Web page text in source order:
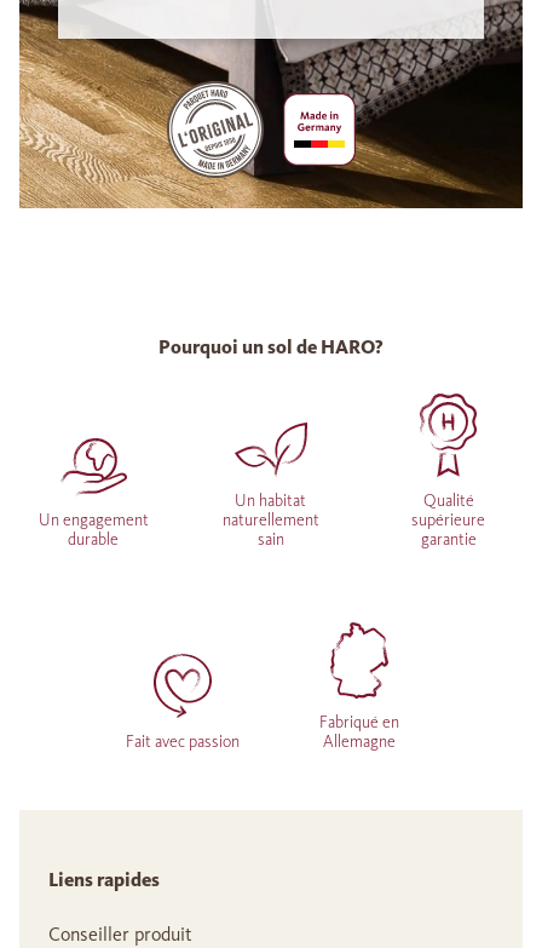
Pourquoi un sol de HARO?
Un engagement
durable
Un habitat
naturellement
sain
Qualité
supérieure
garantie
Fait avec passion
Fabriqué en
Allemagne
Liens rapides
Conseiller produit